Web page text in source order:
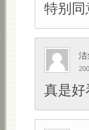
特别同
洁
真是好